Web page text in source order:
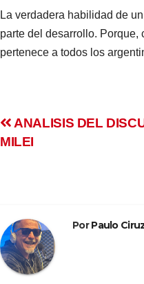
La verdadera habilidad de
parte del desarrollo. Porque,
pertenece a todos los
Navegación
ANALISIS DEL
MILEI
PorPaulo